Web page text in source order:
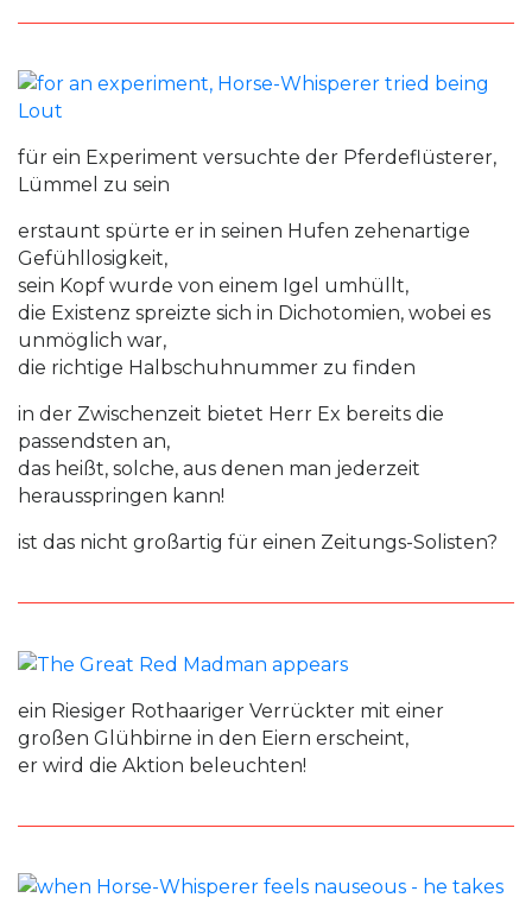
für ein Experiment versuchte der Pferdeflüsterer,
Lümmel zu sein
erstaunt spürte er in seinen Hufen zehenartige
Gefühllosigkeit,
sein Kopf wurde von einem Igel umhüllt,
die Existenz spreizte sich in Dichotomien, wobei es
unmöglich war,
die richtige Halbschuhnummer zu finden
in der Zwischenzeit bietet Herr Ex bereits die
passendsten an,
das heißt, solche, aus denen man jederzeit
herausspringen kann!
ist das nicht großartig für einen Zeitungs-Solisten?
ein Riesiger Rothaariger Verrückter mit einer
großen Glühbirne in den Eiern erscheint,
er wird die Aktion beleuchten!